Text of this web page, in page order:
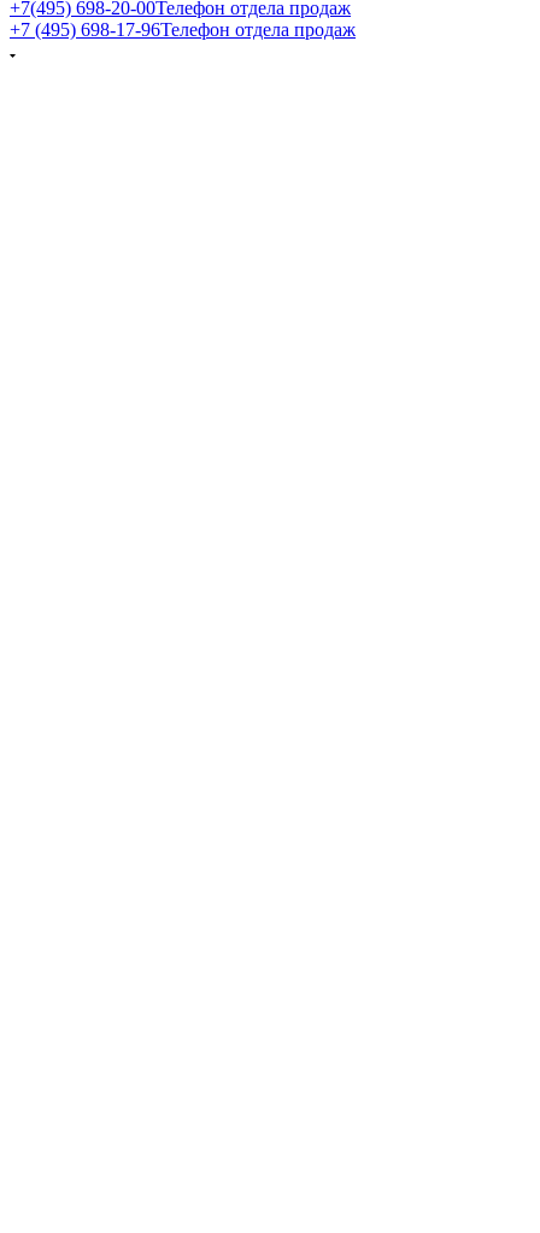
+7(495) 698-20-00Телефон отдела продаж
+7 (495) 698-17-96Телефон отдела продаж